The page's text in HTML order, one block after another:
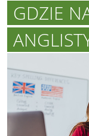
GDZIE